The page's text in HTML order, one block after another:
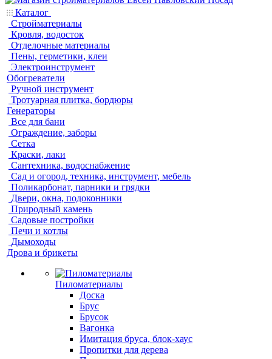
Каталог
Стройматериалы
Кровля, водосток
Отделочные материалы
Пены, герметики, клеи
Электроинструмент
Обогреватели
Ручной инструмент
Тротуарная плитка, бордюры
Генераторы
Все для бани
Ограждение, заборы
Сетка
Краски, лаки
Сантехника, водоснабжение
Сад и огород, техника, инструмент, мебель
Поликарбонат, парники и грядки
Двери, окна, подоконники
Природный камень
Садовые постройки
Печи и котлы
Дымоходы
Дрова и брикеты
Пиломатериалы
Доска
Брус
Брусок
Вагонка
Имитация бруса, блок-хаус
Пропитки для дерева